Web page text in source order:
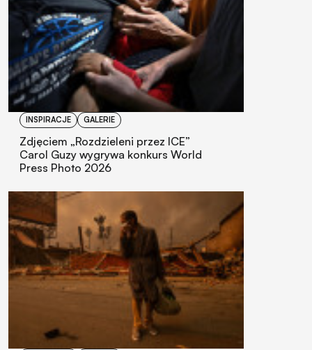
INSPIRACJE GALERIE
Zdjęciem „Rozdzieleni przez ICE”
Carol Guzy wygrywa konkurs World
Press Photo 2026